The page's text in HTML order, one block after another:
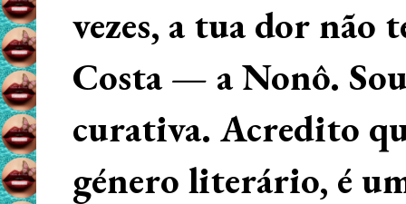
vezes, a tua dor não
Costa — a Nonô.
curativa. Acredito
género literário, é